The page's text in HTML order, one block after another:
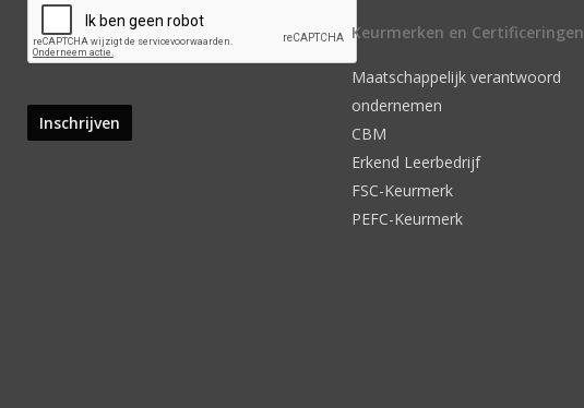
Keurmerken en Certificeringen
Maatschappelijk verantwoord
ondernemen
CBM
Erkend Leerbedrijf
FSC-Keurmerk
PEFC-Keurmerk